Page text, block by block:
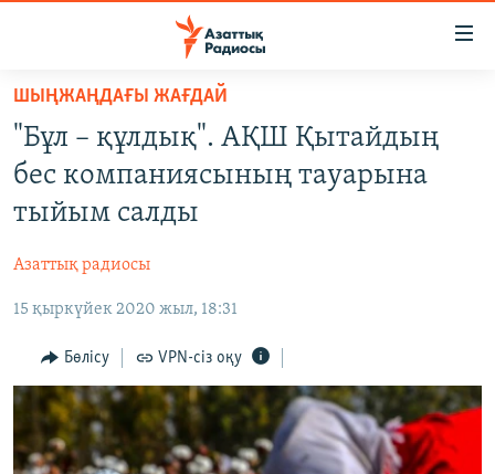
Skip
main
content
main
Navigation
Skip
Search
ЖАҢАЛЫҚТАР
САЯСАТ
AZATTYQTV
АДАМ ҚҰҚЫҚТАРЫ
ӘЛЕУМЕТ
ӘЛЕМ
АРНАЙЫ ЖОБАЛАР
Русский
ШЫҢЖАҢДАҒЫ ЖАҒДАЙ
"Бұл – құлдық". АҚШ Қытайдың
бес компаниясының тауарына
тыйым салды
Азаттық радиосы
15 қыркүйек 2020 жыл, 18:31
Бөлісу VPN-сіз оқу